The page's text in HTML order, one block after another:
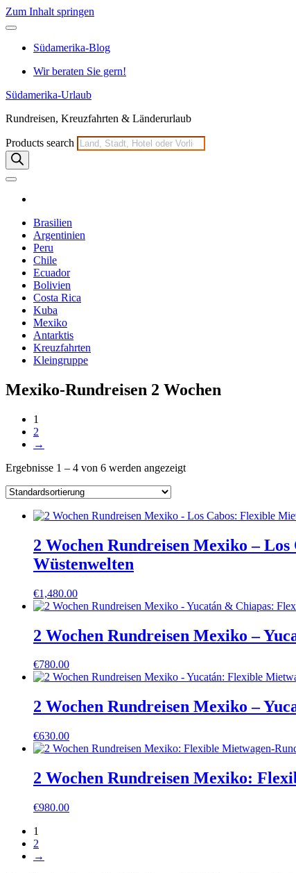
Zum Inhalt springen
Südamerika-Blog
Wir beraten Sie gern!
Südamerika-Urlaub
Rundreisen, Kreuzfahrten & Länderurlaub
Products search
Brasilien
Argentinien
Peru
Chile
Ecuador
Bolivien
Costa Rica
Kuba
Mexiko
Antarktis
Kreuzfahrten
Kleingruppe
Mexiko-Rundreisen 2 Wochen
1
2
→
Ergebnisse 1 – 4 von 6 werden angezeigt
2 Wochen Rundreisen Mexiko –
Wüstenwelten
€1,480.00
2 Wochen Rundreisen Mexiko –
€780.00
2 Wochen Rundreisen Mexiko –
€630.00
2 Wochen Rundreisen Mexiko:
€980.00
1
2
→